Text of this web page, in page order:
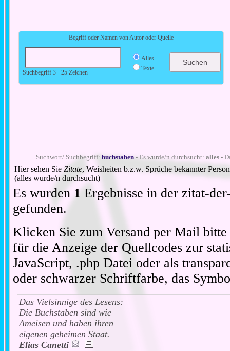
Begriff oder Namen von Autor oder Quelle
Suchbegriff 3 - 25 Zeichen
Alles
Texte
Suchwort/ Suchbegriff: buchstaben- Es wurde/n durchsucht: alles-
Hier sehen SieZitate, Weisheiten b.z.w. Sprüche bekannter
(alles wurde/n durchsucht)
Es wurden 1 Ergebnisse in der zitat-
gefunden.
Klicken Sie zum Versand per Mail
für die Anzeige der Quellcodes zur
JavaScript, .php Datei oder als
oder schwarzer Schriftfarbe, das
Das Vielsinnige des Lesens:
Die Buchstaben sind wie
Ameisen und haben ihren
eigenen geheimen Staat.
Elias Canetti